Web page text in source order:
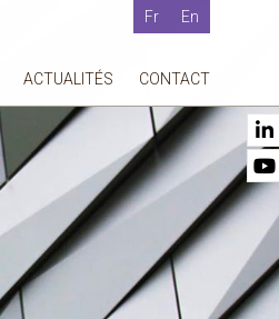
Fr En
ACTUALITÉS CONTACT